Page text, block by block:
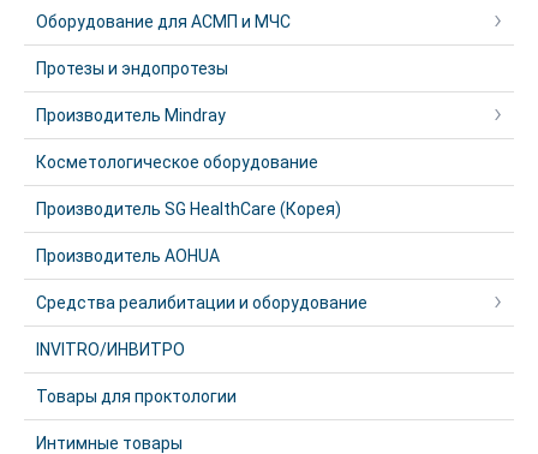
Оборудование для АСМП и МЧС
Протезы и эндопротезы
Производитель Mindray
Косметологическое оборудование
Производитель SG HealthCare (Корея)
Производитель AOHUA
Средства реалибитации и оборудование
INVITRO/ИНВИТРО
Товары для проктологии
Интимные товары